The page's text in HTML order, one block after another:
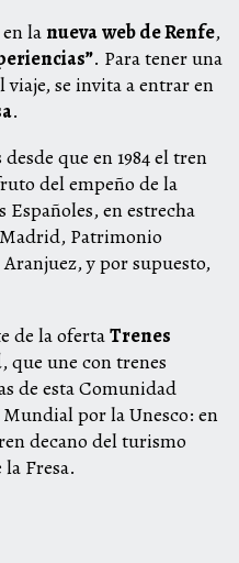
lanuevaweb de Renfe,
. Para tener una
se invita a entrar en
.
que en 1984 el tren
del empeño de la
en estrecha
Patrimonio
y por supuesto,
de la ofertaTrenes
, que une con trenes
de esta Comunidad
por la Unesco: en
decano del turismo
Fresa.